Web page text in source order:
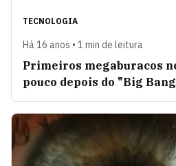
TECNOLOGIA
Há 16 anos • 1 min de leitura
Primeiros megaburacos
pouco depois do "Big